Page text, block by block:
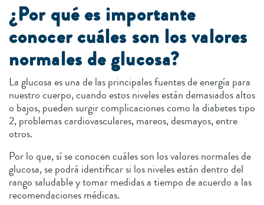
¿Por qué es importante
conocer cuáles son los valores
normales de glucosa?
La glucosa es una de las principales fuentes de energía para
nuestro cuerpo, cuando estos niveles están demasiados altos
o bajos, pueden surgir complicaciones como la diabetes tipo
2, problemas cardiovasculares, mareos, desmayos, entre
otros.
Por lo que, sí se conocen cuáles son los valores normales de
glucosa, se podrá identificar si los niveles están dentro del
rango saludable y tomar medidas a tiempo de acuerdo a las
recomendaciones médicas.